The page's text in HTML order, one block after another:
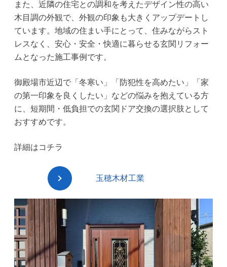
また、近隣の住宅との調和を考えたデザイン性の高い
木目調の外観で、外観の印象も大きくアップデートし
ています。地域の住まい手にとって、住みながらスト
レスなく、安心・安全・快適に暮らせる玄関リフォー
ムとなった施工事例です。
御殿場市近辺で「冬寒い」「防犯性を高めたい」「家
の第一印象を良くしたい」などの悩みを抱えている方
に、短期間・低負担での玄関ドア交換の選択肢として
おすすめです。
詳細はコチラ
玉穂木材工業